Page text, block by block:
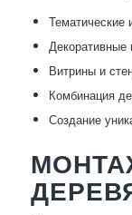
Тематические
Декоративные
Витрины и
Комбинация
Создание